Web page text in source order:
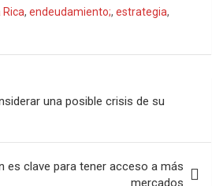
Rica, endeudamiento;, estrategia,
una posible crisis de su
es clave para tener acceso a más
mercados